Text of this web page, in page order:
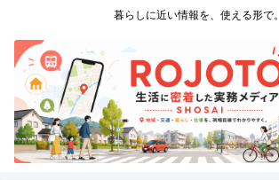
暮らしに近い情報を、使える形で。